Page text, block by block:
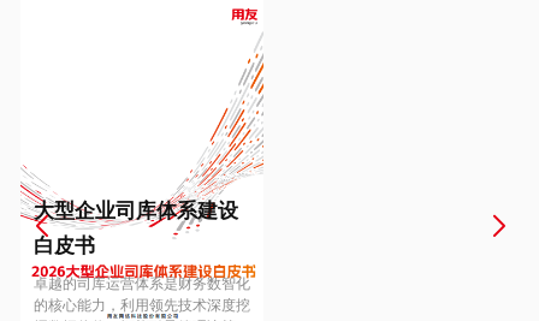
Europe
Hungary
大型企业司库体系建设
白皮书
卓越的司库运营体系是财务数智化
的核心能力，利用领先技术深度挖